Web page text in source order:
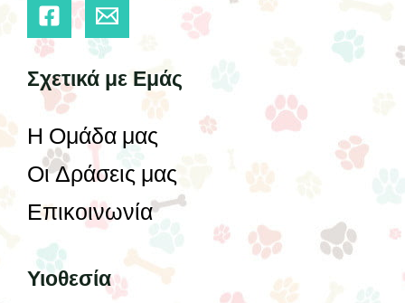
Σχετικά με Εμάς
Η Ομάδα μας
Οι Δράσεις μας
Επικοινωνία
Υιοθεσία